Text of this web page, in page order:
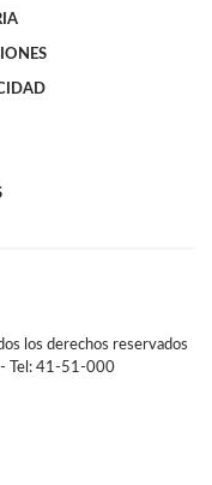
los derechos reservados
- Tel: 41-51-000